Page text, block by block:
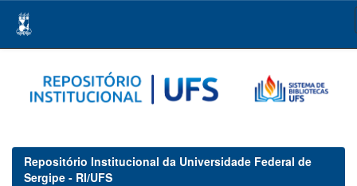
navigation
Repositório Institucional da Universidade Federal de
Sergipe - RI/UFS